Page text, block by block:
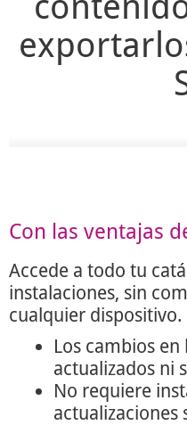
Con las ventajas
Accede a todo tu
instalaciones, sin
cualquier dispositivo.
Los cambios
actualizados ni
No requiere
actualizaciones